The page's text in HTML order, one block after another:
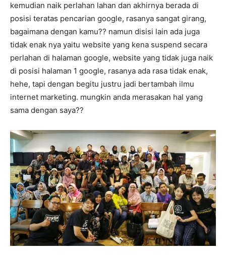
kemudian naik perlahan lahan dan akhirnya berada di
posisi teratas pencarian google, rasanya sangat girang,
bagaimana dengan kamu?? namun disisi lain ada juga
tidak enak nya yaitu website yang kena suspend secara
perlahan di halaman google, website yang tidak juga naik
di posisi halaman 1 google, rasanya ada rasa tidak enak,
hehe, tapi dengan begitu justru jadi bertambah ilmu
internet marketing. mungkin anda merasakan hal yang
sama dengan saya??